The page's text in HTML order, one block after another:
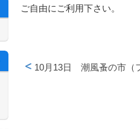
ご自由にご利用下さい。
投稿ナビゲーション
10月13日 潮風蚤の市（